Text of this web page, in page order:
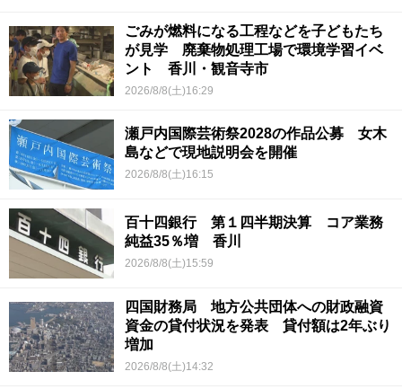
ごみが燃料になる工程などを子どもたち
が見学 廃棄物処理工場で環境学習イベ
ント 香川・観音寺市
2026/8/8(土)16:29
瀬戸内国際芸術祭2028の作品公募 女木
島などで現地説明会を開催
2026/8/8(土)16:15
百十四銀行 第１四半期決算 コア業務
純益35％増 香川
2026/8/8(土)15:59
四国財務局 地方公共団体への財政融資
資金の貸付状況を発表 貸付額は2年ぶり
増加
2026/8/8(土)14:32